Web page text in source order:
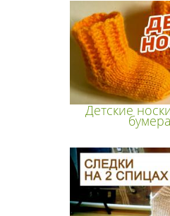
Детские